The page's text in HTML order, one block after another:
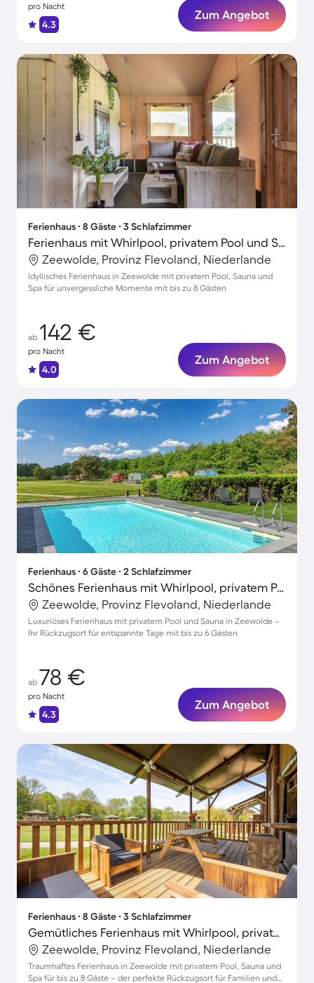
pro Nacht
4.3
Zum Angebot
Ferienhaus ∙ 8 Gäste ∙ 3 Schlafzimmer
Ferienhaus mit Whirlpool, privatem Pool und Sauna
Zeewolde, Provinz Flevoland, Niederlande
Idyllisches Ferienhaus in Zeewolde mit privatem Pool, Sauna und
Spa für unvergessliche Momente mit bis zu 8 Gästen
ab 142 €
pro Nacht
4.0
Zum Angebot
Ferienhaus ∙ 6 Gäste ∙ 2 Schlafzimmer
Schönes Ferienhaus mit Whirlpool, privatem Pool und Sauna
Zeewolde, Provinz Flevoland, Niederlande
Luxuriöses Ferienhaus mit privatem Pool und Sauna in Zeewolde –
Ihr Rückzugsort für entspannte Tage mit bis zu 6 Gästen
ab 78 €
pro Nacht
4.3
Zum Angebot
Ferienhaus ∙ 8 Gäste ∙ 3 Schlafzimmer
Gemütliches Ferienhaus mit Whirlpool, privatem Pool und Sauna | Haustiere sind willkommen
Zeewolde, Provinz Flevoland, Niederlande
Traumhaftes Ferienhaus in Zeewolde mit privatem Pool, Sauna und
Spa für bis zu 8 Gäste – der perfekte Rückzugsort für Familien und